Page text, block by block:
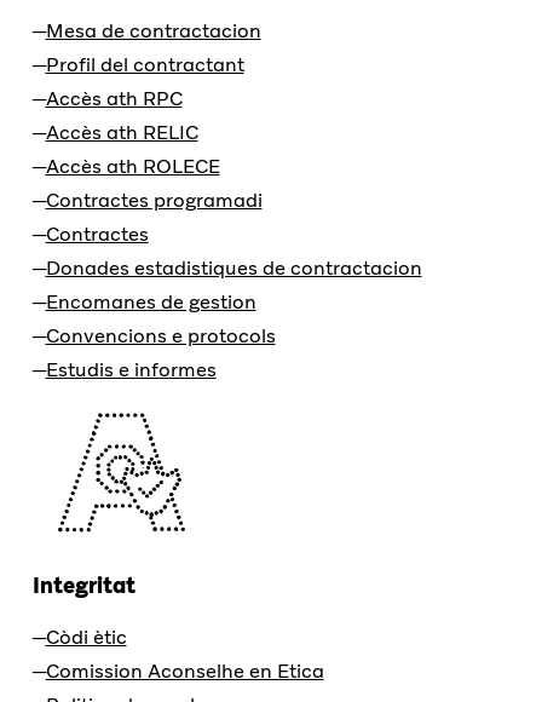
Mesa de contractacion
Profil del contractant
Accès ath RPC
Accès ath RELIC
Accès ath ROLECE
Contractes programadi
Contractes
Donades estadistiques de contractacion
Encomanes de gestion
Convencions e protocols
Estudis e informes
Integritat
Còdi ètic
Comission Aconselhe en Etica